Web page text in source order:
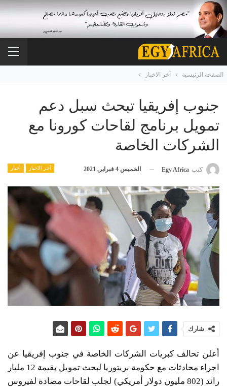
الصفحة الرئيسية آخر الاخبار
جنوب إفريقيا تبحث سبل دعم
تمويل برنامج لقاحات كورونا مع
الشركات الخاصة
آخر الاخبار أخبار كتب Egy Africa الخميس 4 فبراير, 2021
شارك
أعلن تحالف كبريات الشركات الخاصة في جنوب إفريقيا عن
اجراء محادثات مع حكومة بريتوريا لبحث تمويل بقيمة 12 مليار
راند (802 مليون دولار أمريكي) لجلب لقاحات مضادة لفيروس